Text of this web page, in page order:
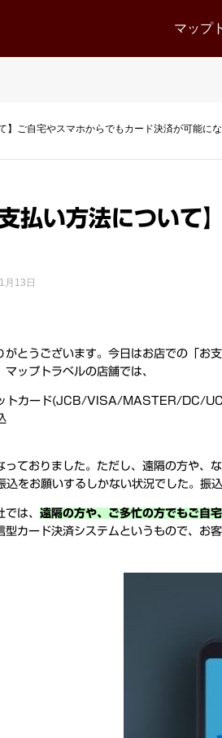
マップ
News
】ご自宅やスマホからでもカード決済が可能にな
支払い方法について
月13日
がとうございます。今日はお店での「お
マップトラベルの店舗では、
トカード(JCB/VISA/MASTER/DC/
っておりました。ただし、遠隔の方や、
込をお願いするしかない状況でした。振
では、 遠隔の方や、ご多忙の方でもご自
型カード決済システムというもので、お